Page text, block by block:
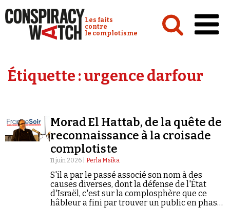
Conspiracy Watch :
Les faits
contre
le complotisme
Analyses
Vidéos
Émissions
Revues de presse
Étiquette :urgence darfour
Morad El Hattab, de la quête de
reconnaissance à la croisade
complotiste
11 juin 2026 | Perla Msika
S'il a par le passé associé son nom à des
causes diverses, dont la défense de l'État
d'Israël, c'est sur la complosphère que ce
hâbleur a fini par trouver un public en phase